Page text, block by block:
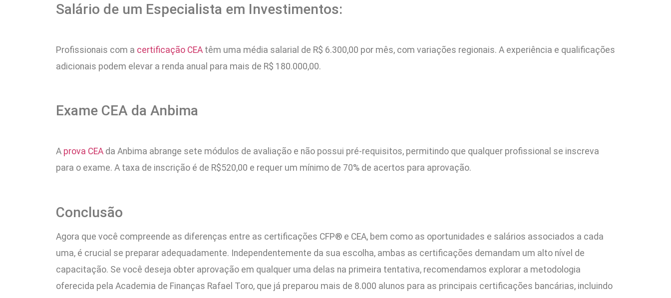
Salário de um Especialista em Investimentos:
Profissionais com a certificação CEA têm uma média salarial de R$ 6.300,00 por mês, com variações regionais. A experiência e qualificações
adicionais podem elevar a renda anual para mais de R$ 180.000,00.
Exame CEA da Anbima
A prova CEA da Anbima abrange sete módulos de avaliação e não possui pré-requisitos, permitindo que qualquer profissional se inscreva
para o exame. A taxa de inscrição é de R$520,00 e requer um mínimo de 70% de acertos para aprovação.
Conclusão
Agora que você compreende as diferenças entre as certificações CFP® e CEA, bem como as oportunidades e salários associados a cada
uma, é crucial se preparar adequadamente. Independentemente da sua escolha, ambas as certificações demandam um alto nível de
capacitação. Se você deseja obter aprovação em qualquer uma delas na primeira tentativa, recomendamos explorar a metodologia
oferecida pela Academia de Finanças Rafael Toro, que já preparou mais de 8.000 alunos para as principais certificações bancárias, incluindo